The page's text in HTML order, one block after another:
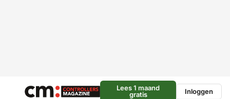
Lees 1 maand
gratis
Inloggen